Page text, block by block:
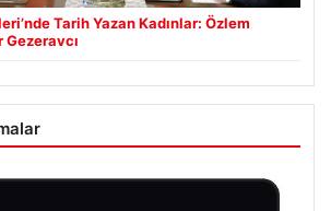
Tarih Yazan Kadınlar: Özlem
Gezeravcı